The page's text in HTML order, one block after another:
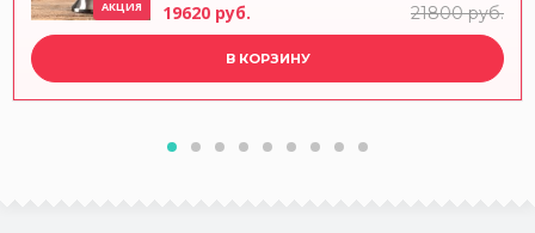
АКЦИЯ 19620 руб. 21800 руб.
В КОРЗИНУ